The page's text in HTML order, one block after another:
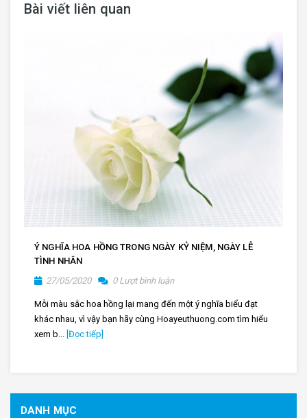
Bài viết liên quan
Ý NGHĨA HOA HỒNG TRONG NGÀY KỶ NIỆM, NGÀY LỄ
TÌNH NHÂN
27/05/2020
0 Lượt bình luận
Mỗi màu sắc hoa hồng lại mang đến một ý nghĩa biểu đạt
khác nhau, vì vậy bạn hãy cùng Hoayeuthuong.com tìm hiểu
xem b...
[Đọc tiếp]
DANH MỤC